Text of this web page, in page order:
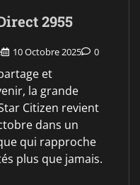
2955
10 Octobre 2025 0
et
la grande
Citizen revient
dans un
qui rapproche
plus que jamais.